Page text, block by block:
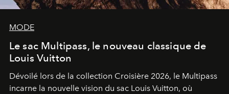
MODE
Le sac Multipass, le nouveau classique de
Louis Vuitton
Dévoilé lors de la collection Croisière 2026, le Multipass
incarne la nouvelle vision du sac Louis Vuitton, où